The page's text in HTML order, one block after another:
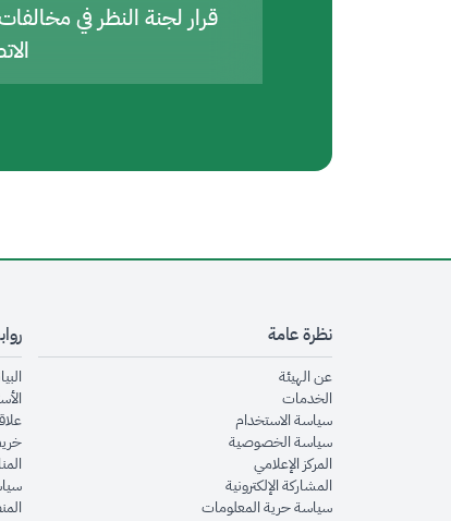
قرار لجنة النظر في
نظرة عامة
عن الهيئةopens in new window
الخدماتopens in new window
سياسة الاستخدام
سياسة الخصوصيةopens in new window
المركز الإعلاميopens in new window
المشاركة الإلكترونيةopens in new window
سياسة حرية المعلوماتopens in new window